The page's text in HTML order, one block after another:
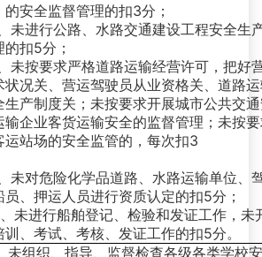
）的安全监督管理的扣3
未进行公路、水路交通建设工程安全生
理的扣5分；
未按要求严格道路运输经营许可，把好
状况关、营运驾驶员从业资格关、道路
生产制度关；未按要求开展城市公共交
输企业客货运输安全的监督管理；未按
运站场的安全监管的，每次扣3
；
未对危险化学品道路、水路运输单位、
员、押运人员进行资质认定的扣5分；
未进行船舶登记、检验和发证工作，未
训、考试、考核、发证工作的扣5分。
未组织、指导、监督检查各级各类学校